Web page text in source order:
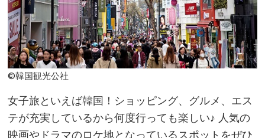
©韓国観光公社
女子旅といえば韓国！ショッピング、グルメ、エス
テが充実しているから何度行っても楽しい♪ 人気の
映画やドラマのロケ地となっているスポットをぜひ